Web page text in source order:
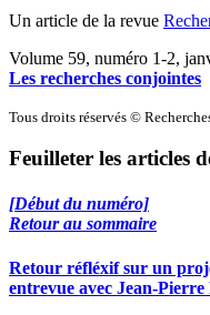
Un article de la revue
Volume 59, numéro 1-2,
Les recherches conjointes
Tous droits réservés ©
Feuilleter les articles
[Début du numéro]
Retour au sommaire
Retour réfléxif sur un
entrevue avec Jean-Pierre